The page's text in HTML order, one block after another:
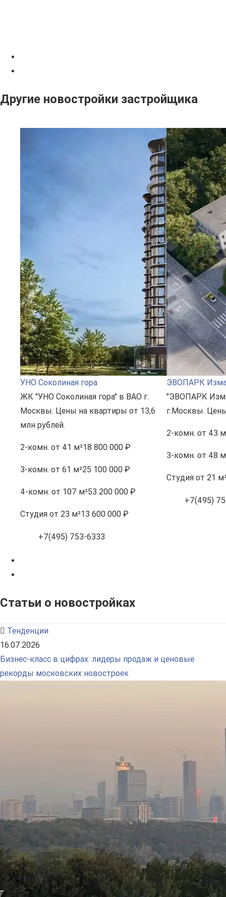
Другие новостройки застройщика
УНО Соколиная гора
ЖК "УНО Соколиная гора" в ВАО г.
Москвы. Цены на квартиры от 13,6
млн рублей.
2-комн. от 41 м²18 800 000 ₽
3-комн. от 61 м²25 100 000 ₽
4-комн. от 107 м²53 200 000 ₽
Студия от 23 м²13 600 000 ₽
+7(495) 753-6333
ЭВОПАРК
"ЭВОПАРК
г.Москвы.
2-комн. от 43
3-комн. от 48
Студия от 21
+7(495)
Статьи о новостройках
Тенденции
16.07.2026
Бизнес-класс в цифрах: лидеры продаж и ценовые
рекорды московских новостроек